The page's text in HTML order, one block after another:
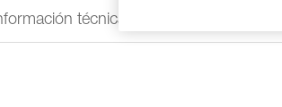
técnica